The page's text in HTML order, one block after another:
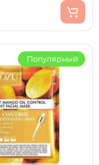
Популярный